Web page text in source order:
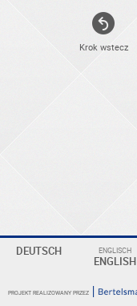
Krok wstecz
DEUTSCH ENGLISCH
ENGLISH
PROJEKT REALIZOWANY PRZEZ
Eine
Überschrift